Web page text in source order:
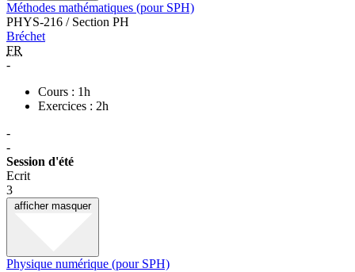
Méthodes mathématiques (pour SPH)
PHYS-216 / Section PH
Bréchet
FR
-
Cours : 1h
Exercices : 2h
-
-
Session d'été
Ecrit
3
afficher masquer
Physique numérique (pour SPH)